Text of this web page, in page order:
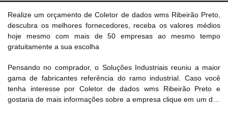
Realize um orçamento de Coletor de dados wms Ribeirão Preto,
descubra os melhores fornecedores, receba os valores médios
hoje mesmo com mais de 50 empresas ao mesmo tempo
gratuitamente a sua escolha
Pensando no comprador, o Soluções Industriais reuniu a maior
gama de fabricantes referência do ramo industrial. Caso você
tenha interesse por Coletor de dados wms Ribeirão Preto e
gostaria de mais informações sobre a empresa clique em um dos